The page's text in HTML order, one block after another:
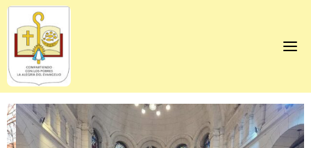
Skip
content